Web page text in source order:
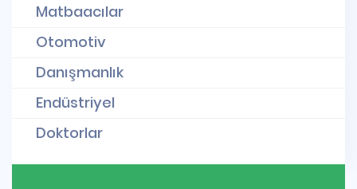
Matbaacılar
Otomotiv
Danışmanlık
Endüstriyel
Doktorlar